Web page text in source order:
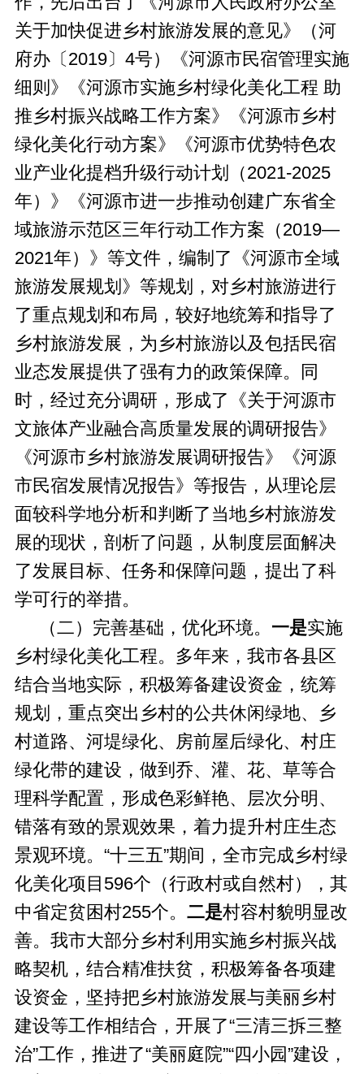
关于加快促进乡村旅游发展的意见》（河
府办〔2019〕4号）《河源市民宿管理实施
细则》《河源市实施乡村绿化美化工程 助
推乡村振兴战略工作方案》《河源市乡村
绿化美化行动方案》《河源市优势特色农
业产业化提档升级行动计划（2021-2025
年）》《河源市进一步推动创建广东省全
域旅游示范区三年行动工作方案（2019—
2021年）》等文件，编制了《河源市全域
旅游发展规划》等规划，对乡村旅游进行
了重点规划和布局，较好地统筹和指导了
乡村旅游发展，为乡村旅游以及包括民宿
业态发展提供了强有力的政策保障。同
时，经过充分调研，形成了《关于河源市
文旅体产业融合高质量发展的调研报告》
《河源市乡村旅游发展调研报告》《河源
市民宿发展情况报告》等报告，从理论层
面较科学地分析和判断了当地乡村旅游发
展的现状，剖析了问题，从制度层面解决
了发展目标、任务和保障问题，提出了科
学可行的举措。
（二）完善基础，优化环境。 一是实施
乡村绿化美化工程。多年来，我市各县区
结合当地实际，积极筹备建设资金，统筹
规划，重点突出乡村的公共休闲绿地、乡
村道路、河堤绿化、房前屋后绿化、村庄
绿化带的建设，做到乔、灌、花、草等合
理科学配置，形成色彩鲜艳、层次分明、
错落有致的景观效果，着力提升村庄生态
景观环境。“十三五”期间，全市完成乡村绿
化美化项目596个（行政村或自然村），其
中省定贫困村255个。 二是村容村貌明显改
善。我市大部分乡村利用实施乡村振兴战
略契机，结合精准扶贫，积极筹备各项建
设资金，坚持把乡村旅游发展与美丽乡村
建设等工作相结合，开展了“三清三拆三整
治”工作，推进了“美丽庭院”“四小园”建设，